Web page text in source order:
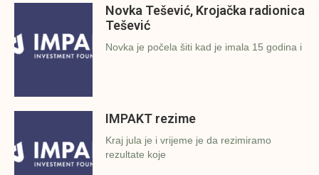
Novka Tešević, Krojačka radionica
Tešević
Novka je počela šiti kad je imala 15 godina i
IMPAKT rezime
Kraj jula je i vrijeme je da rezimiramo
rezultate koje